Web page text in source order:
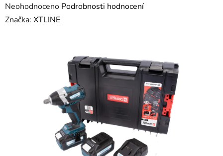
Průměrné
hodnocení
Neohodnoceno Podrobnosti hodnocení
Značka: XTLINE